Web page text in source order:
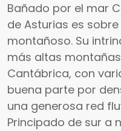
Bañado por el mar
de Asturias es
montañoso. Su
más altas
Cantábrica, con
buena parte por
una generosa red
Principado de sur a